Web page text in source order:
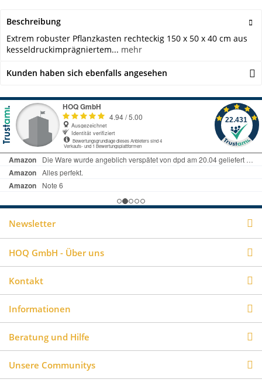
Beschreibung
Extrem robuster Pflanzkasten rechteckig 150 x 50 x 40 cm aus
kesseldruckimprägniertem... mehr
Kunden haben sich ebenfalls angesehen
Newsletter
HOQ GmbH - Über uns
Kontakt
Informationen
Beratung und Hilfe
Unsere Communitys